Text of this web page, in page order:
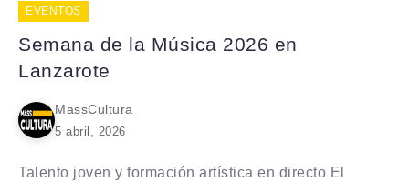
EVENTOS
Semana de la Música 2026 en
Lanzarote
MassCultura
5 abril, 2026
Talento joven y formación artística en directo El